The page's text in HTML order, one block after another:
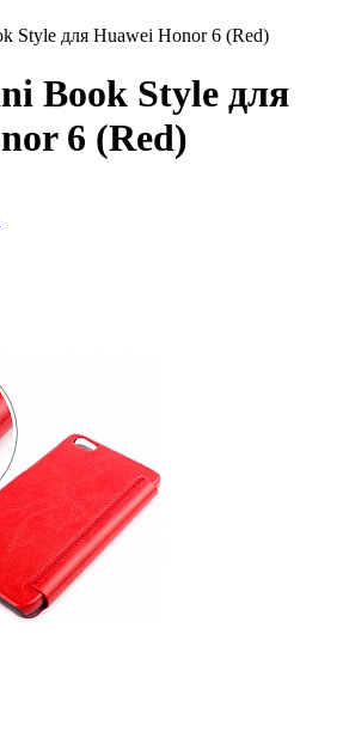
Style для Huawei Honor 6 (Red)
Book Style для
6 (Red)